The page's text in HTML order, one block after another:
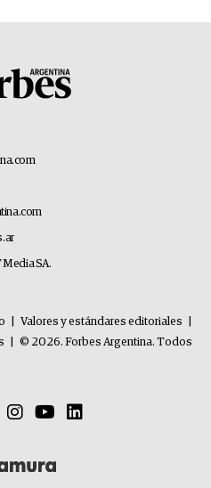
SA.
Valores y estándares editoriales
© 2026. Forbes Argentina. Todos